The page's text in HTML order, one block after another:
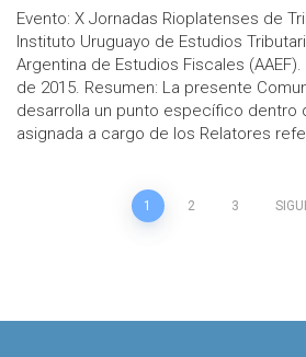
Evento: X Jornadas Rioplatenses de
Instituto Uruguayo de Estudios
Argentina de Estudios Fiscales
de 2015. Resumen: La presente
desarrolla un punto específico dentro
asignada a cargo de los Relatores
Paginación
entradas
1 2 3